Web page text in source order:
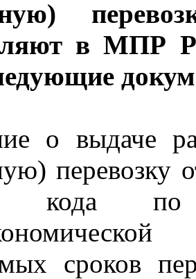
в МПР
о выдаче
перевозку
кода по
сроков